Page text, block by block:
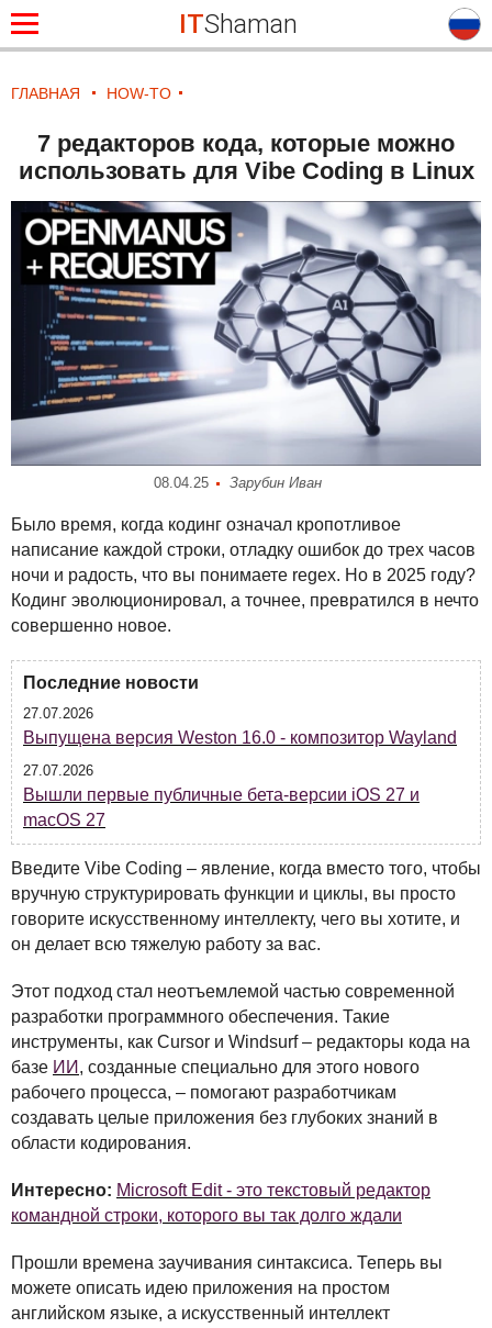
ITShaman
ГЛАВНАЯ HOW-TO
7 редакторов кода, которые можно
использовать для Vibe Coding в Linux
08.04.25 Зарубин Иван
Было время, когда кодинг означал кропотливое
написание каждой строки, отладку ошибок до трех часов
ночи и радость, что вы понимаете regex. Но в 2025 году?
Кодинг эволюционировал, а точнее, превратился в нечто
совершенно новое.
Последние новости
27.07.2026
Выпущена версия Weston 16.0 - композитор Wayland
27.07.2026
Вышли первые публичные бета-версии iOS 27 и
macOS 27
Введите Vibe Coding – явление, когда вместо того, чтобы
вручную структурировать функции и циклы, вы просто
говорите искусственному интеллекту, чего вы хотите, и
он делает всю тяжелую работу за вас.
Этот подход стал неотъемлемой частью современной
разработки программного обеспечения. Такие
инструменты, как Cursor и Windsurf – редакторы кода на
базе ИИ , созданные специально для этого нового
рабочего процесса, – помогают разработчикам
создавать целые приложения без глубоких знаний в
области кодирования.
Интересно: Microsoft Edit - это текстовый редактор
командной строки, которого вы так долго ждали
Прошли времена заучивания синтаксиса. Теперь вы
можете описать идею приложения на простом
английском языке, а искусственный интеллект